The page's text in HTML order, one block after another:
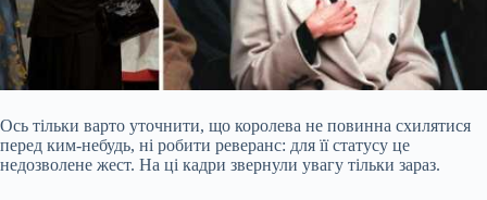
Ось тільки варто уточнити, що королева не повинна схилятися
перед ким-небудь, ні робити реверанс: для її статусу це
недозволене жест. На ці кадри звернули увагу тільки зараз.